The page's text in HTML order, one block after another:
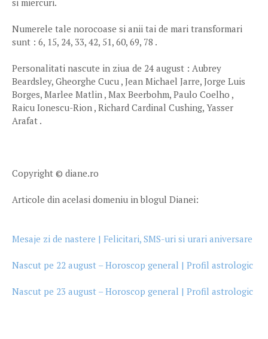
si miercuri.
Numerele tale norocoase si anii tai de mari transformari
sunt : 6, 15, 24, 33, 42, 51, 60, 69, 78 .
Personalitati nascute in ziua de 24 august : Aubrey
Beardsley, Gheorghe Cucu , Jean Michael Jarre, Jorge Luis
Borges, Marlee Matlin , Max Beerbohm, Paulo Coelho ,
Raicu Ionescu-Rion , Richard Cardinal Cushing, Yasser
Arafat .
Copyright © diane.ro
Articole din acelasi domeniu in blogul Dianei:
Mesaje zi de nastere | Felicitari, SMS-uri si urari aniversare
Nascut pe 22 august – Horoscop general | Profil astrologic
Nascut pe 23 august – Horoscop general | Profil astrologic